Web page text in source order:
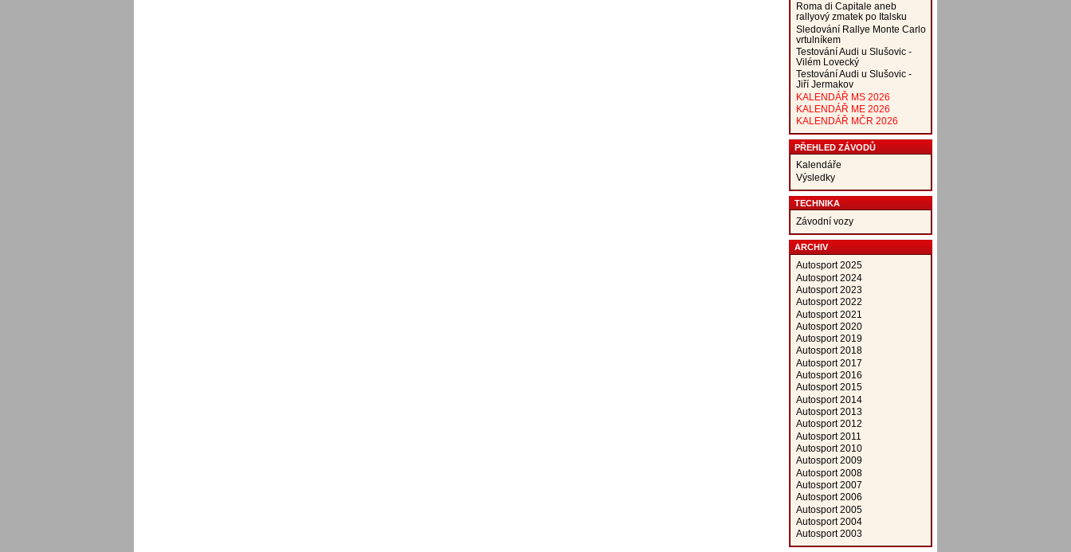
Roma di Capitale aneb
rallyový zmatek po Italsku
Sledování Rallye Monte Carlo
vrtulníkem
Testování Audi u Slušovic -
Vilém Lovecký
Testování Audi u Slušovic -
Jiří Jermakov
KALENDÁŘ MS 2026
KALENDÁŘ ME 2026
KALENDÁŘ MČR 2026
PŘEHLED ZÁVODŮ
Kalendáře
Výsledky
TECHNIKA
Závodní vozy
ARCHIV
Autosport 2025
Autosport 2024
Autosport 2023
Autosport 2022
Autosport 2021
Autosport 2020
Autosport 2019
Autosport 2018
Autosport 2017
Autosport 2016
Autosport 2015
Autosport 2014
Autosport 2013
Autosport 2012
Autosport 2011
Autosport 2010
Autosport 2009
Autosport 2008
Autosport 2007
Autosport 2006
Autosport 2005
Autosport 2004
Autosport 2003